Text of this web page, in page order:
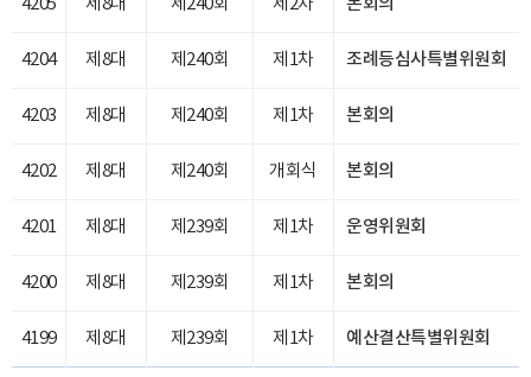
4205 제8대 제240회 제2차 본회의
4204 제8대 제240회 제1차 조례등심사특별위원회
4203 제8대 제240회 제1차 본회의
4202 제8대 제240회 개회식 본회의
4201 제8대 제239회 제1차 운영위원회
4200 제8대 제239회 제1차 본회의
4199 제8대 제239회 제1차 예산결산특별위원회